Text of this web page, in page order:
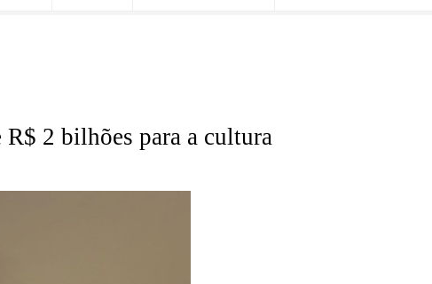
R$ 2 bilhões para a cultura